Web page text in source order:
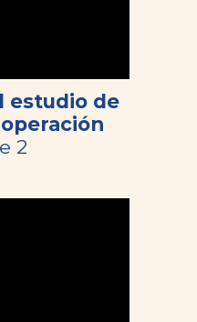
estudio de
2